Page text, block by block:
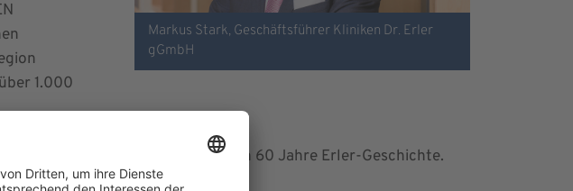
Markus Stark, Geschäftsführer Kliniken Dr. Erler
gGmbH
1.000
ein: Begleiten Sie uns durch 60 Jahre Erler-Geschichte.